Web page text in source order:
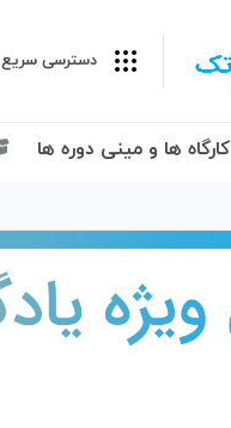
دسترسی سریع
کارگاه ها و مینی دوره ها